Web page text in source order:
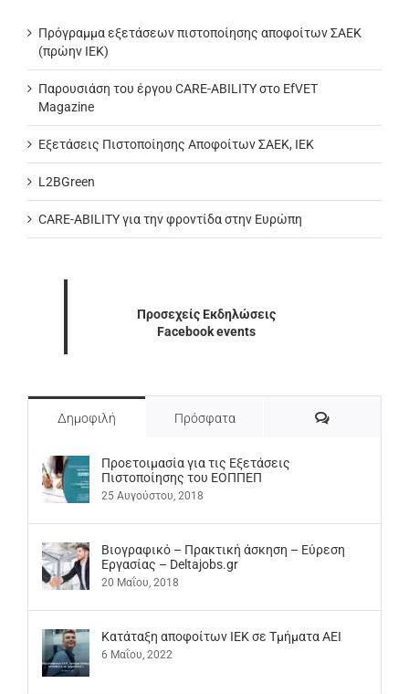
Πρόγραμμα εξετάσεων πιστοποίησης αποφοίτων ΣΑΕΚ
(πρώην ΙΕΚ)
Παρουσιάση του έργου CARE-ABILITY στο EfVET
Magazine
Εξετάσεις Πιστοποίησης Αποφοίτων ΣΑΕΚ, ΙΕΚ
L2BGreen
CARE-ABILITY για την φροντίδα στην Ευρώπη
Προσεχείς Εκδηλώσεις
Facebook events
Δημοφιλή Πρόσφατα Σχόλια
Προετοιμασία για τις Εξετάσεις
Πιστοποίησης του ΕΟΠΠΕΠ
25 Αυγούστου, 2018
Βιογραφικό – Πρακτική άσκηση – Εύρεση
Εργασίας – Deltajobs.gr
20 Μαΐου, 2018
Kατάταξη αποφοίτων ΙΕΚ σε Τμήματα ΑΕΙ
6 Μαΐου, 2022